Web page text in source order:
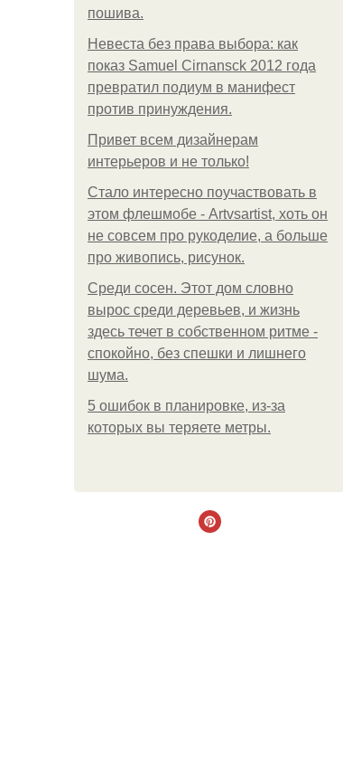
пошива.
Невеста без права выбора: как
показ Samuel Cirnansck 2012 года
превратил подиум в манифест
против принуждения.
Привет всем дизайнерам
интерьеров и не только!
Стало интересно поучаствовать в
этом флешмобе - Artvsartist, хоть он
не совсем про рукоделие, а больше
про живопись, рисунок.
Среди сосен. Этот дом словно
вырос среди деревьев, и жизнь
здесь течет в собственном ритме -
спокойно, без спешки и лишнего
шума.
5 ошибок в планировке, из-за
которых вы теряете метры.